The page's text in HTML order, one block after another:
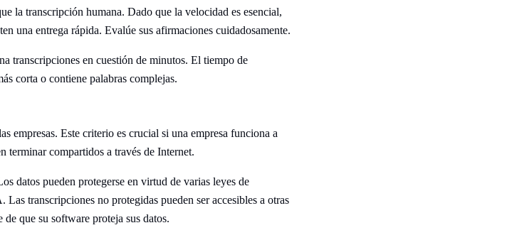
la transcripción humana. Dado que la velocidad es esencial,
una entrega rápida. Evalúe sus afirmaciones cuidadosamente.
transcripciones en cuestión de minutos. El tiempo de
corta o contiene palabras complejas.
empresas. Este criterio es crucial si una empresa funciona a
terminar compartidos a través de Internet.
datos pueden protegerse en virtud de varias leyes de
transcripciones no protegidas pueden ser accesibles a otras
que su software proteja sus datos.